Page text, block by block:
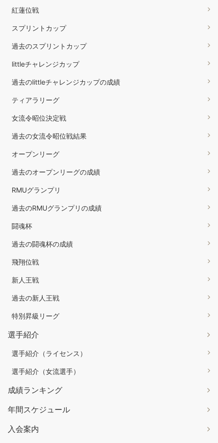
紅蓮位戦
スプリントカップ
過去のスプリントカップ
littleチャレンジカップ
過去のlittleチャレンジカップの成績
ティアラリーグ
女流令昭位決定戦
過去の女流令昭位戦結果
オープンリーグ
過去のオープンリーグの成績
RMUグランプリ
過去のRMUグランプリの成績
闘魂杯
過去の闘魂杯の成績
飛翔位戦
新人王戦
過去の新人王戦
特別昇級リーグ
選手紹介
選手紹介（ライセンス）
選手紹介（女流選手）
成績ランキング
年間スケジュール
入会案内